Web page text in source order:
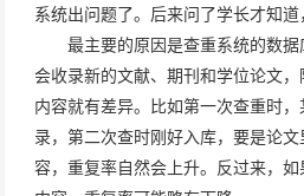
系统出问题了。后来问了学长才知道
最主要的原因是查重系统的数
会收录新的文献、期刊和学位论文
内容就有差异。比如第一次查重时
录，第二次查时刚好入库，要是论
容，重复率自然会上升。反过来，